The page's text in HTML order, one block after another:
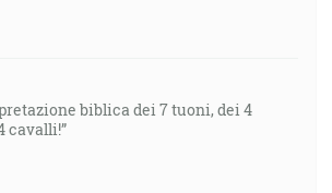
biblica dei 7 tuoni, dei 4
cavalli!”